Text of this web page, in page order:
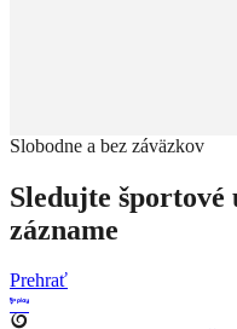
Slobodne a bez záväzkov
Sledujte
zázname
Prehrať